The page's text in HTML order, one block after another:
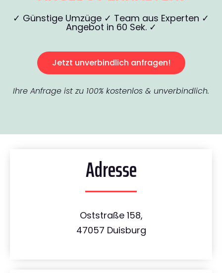
✓ Günstige Umzüge ✓ Team aus Experten ✓
Angebot in 60 Sek. ✓
Jetzt unverbindlich anfragen!
Ihre Anfrage ist zu 100% kostenlos & unverbindlich.
Adresse
Oststraße 158,
47057 Duisburg